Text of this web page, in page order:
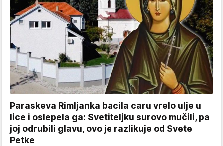
Paraskeva Rimljanka bacila caru vrelo ulje u
lice i oslepela ga: Svetiteljku surovo mučili, pa
joj odrubili glavu, ovo je razlikuje od Svete
Petke